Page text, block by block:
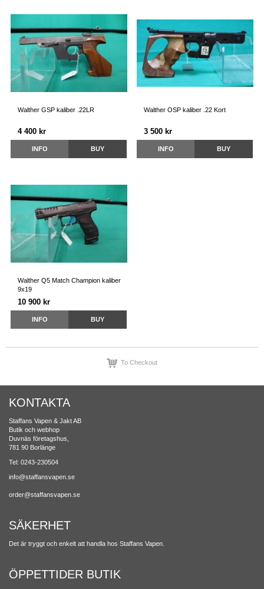
Walther GSP kaliber .22LR
4 400 kr
INFO BUY
Walther OSP kaliber .22 Kort
3 500 kr
INFO BUY
Walther Q5 Match Champion kaliber
9x19
10 900 kr
INFO BUY
To Checkout
KONTAKTA
Staffans Vapen & Jakt AB
Butik och webhop
Duvnäs företagshus,
781 90 Borlänge
Tel: 0243-230504
info@staffansvapen.se
order@staffansvapen.se
SÄKERHET
Det är tryggt och enkelt att handla hos Staffans Vapen.
ÖPPETTIDER BUTIK